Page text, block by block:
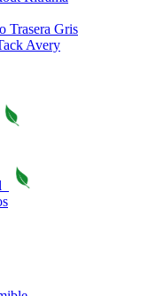
Trasera Gris
Avery